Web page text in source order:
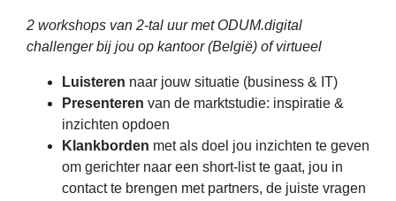
2 workshops van 2-tal uur met ODUM.digital
challenger bij jou op kantoor (België) of virtueel
Luisteren naar jouw situatie (business & IT)
Presenteren van de marktstudie: inspiratie &
inzichten opdoen
Klankborden met als doel jou inzichten te geven
om gerichter naar een short-list te gaat, jou in
contact te brengen met partners, de juiste vragen